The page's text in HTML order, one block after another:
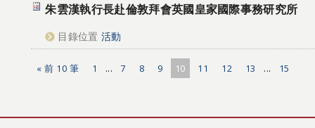
朱雲漢執行長赴倫敦拜會英國皇家國際事務研究所
目錄位置 活動
« 前 10 筆 1 ... 7 8 9 10 11 12 13 ... 15